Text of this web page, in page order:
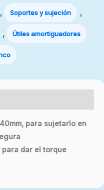
, Soportes y sujeción ,
, Útiles amortiguadores
para sujetarlo en
dar el torque